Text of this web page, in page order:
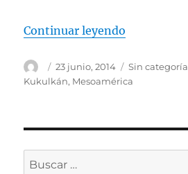
Continuar leyendo
AutorPublicado
el
23 junio, 2014 Categorías
Sin categoría
Kukulkán, Mesoamérica
Buscar